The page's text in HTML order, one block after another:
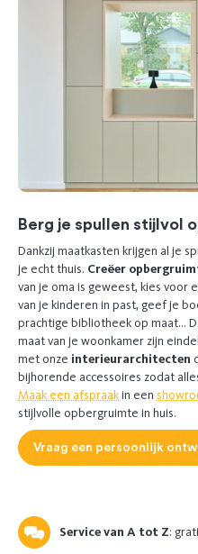
Berg je spullen stijlvol
Dankzij maatkasten krijgen al je
je echt thuis. Creëer
van je oma is geweest, kies voor
van je kinderen in past, geef je
prachtige bibliotheek op maat…
maat van je woonkamer zijn
met onze interieurarchitecten
bijhorende accessoires zodat
Maak een afspraakin een
stijlvolle opbergruimte in huis.
Vraag een persoonlijk
Service van A tot Z: